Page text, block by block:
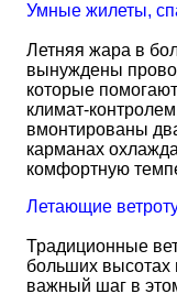
Умные жилеты,
Летняя жара в
вынуждены
которые
климат-
вмонтированы
карманах
комфортную
Летающие
Традиционные
больших высотах
важный шаг в